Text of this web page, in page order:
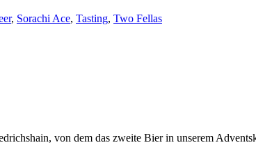
, Sorachi Ace, Tasting, Two Fellas
von dem das zweite Bier in unserem